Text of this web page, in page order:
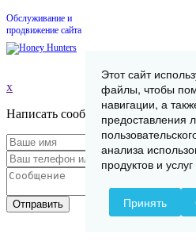
Обслуживание и
продвижение сайта
x
Написать сообщение
Отправить
Этот сайт
файлы, чтобы
навигации, а
предоставления
анализа
продуктов и услуг
Принять